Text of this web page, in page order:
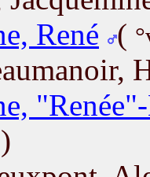
René (
)